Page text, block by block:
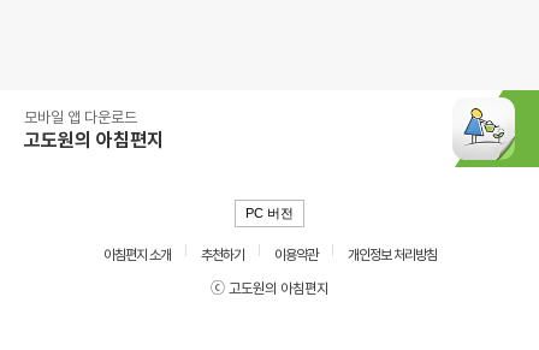
모바일 앱 다운로드
고도원의 아침편지
PC 버전
아침편지 소개 추천하기 이용약관
개인정보 처리방침
ⓒ 고도원의 아침편지